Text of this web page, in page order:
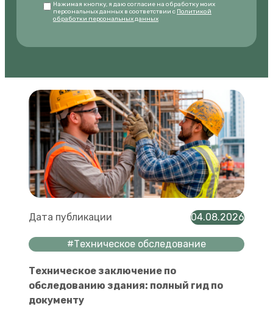
Нажимая кнопку, я даю согласие на обработку моих
персональных данных в соответствии с Политикой
обработки персональных данных
Дата публикации 04.08.2026
#Техническое обследование
Техническое заключение по
обследованию здания: полный гид по
документу